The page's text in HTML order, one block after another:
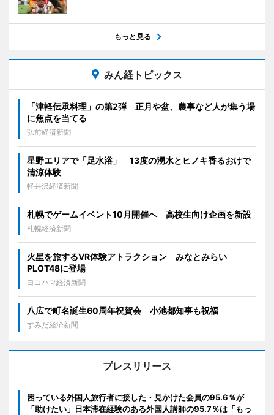
もっと見る
みん経トピックス
「津軽伝承料理」の第2弾 正月や盆、農事など人が集う場
に焦点を当てる
弘前経済新聞
星野エリアで「足水浴」 13度の湧水とヒノキ香るおけで
清涼体験
軽井沢経済新聞
札幌でゲームイベント10月開催へ 高校生向け企画を新設
札幌経済新聞
火星を旅するVR体験アトラクション みなとみらい
PLOT48に登場
ヨコハマ経済新聞
八広で町名誕生60周年祝賀会 小池都知事も祝福
すみだ経済新聞
プレスリリース
困っている外国人旅行者に接した・見かけた会員の95.6％が
「助けたい」日本滞在経験のある外国人講師の95.7％は「もっ